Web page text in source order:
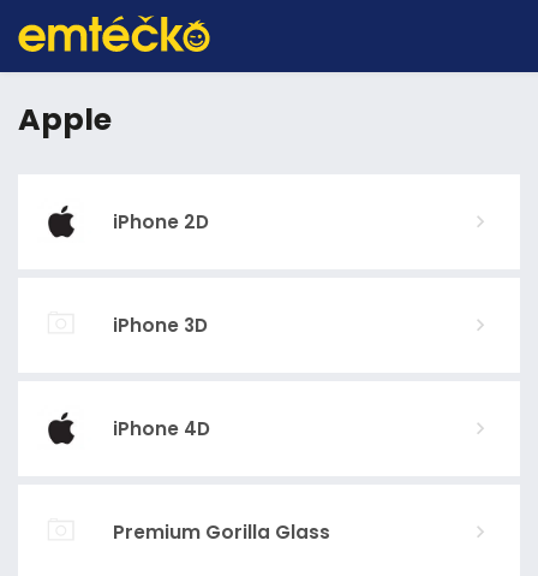
Apple
iPhone 2D
iPhone 3D
iPhone 4D
Premium Gorilla Glass